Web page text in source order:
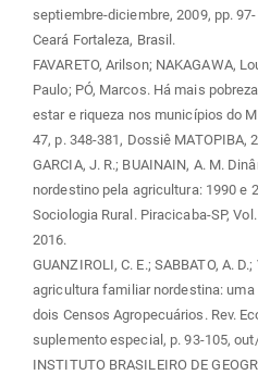
septiembre-diciembre, 2009, pp.
Ceará Fortaleza, Brasil.
FAVARETO, Arilson; NAKAGAWA,
Paulo; PÓ, Marcos. Há mais
estar e riqueza nos municípios do
47, p. 348-381, Dossiê MATOPIBA,
GARCIA, J. R.; BUAINAIN, A. M.
nordestino pela agricultura: 1990 e
Sociologia Rural. Piracicaba-SP,
2016.
GUANZIROLI, C. E.; SABBATO, A.
agricultura familiar nordestina:
dois Censos Agropecuários. Rev.
suplemento especial, p. 93-105,
INSTITUTO BRASILEIRO DE